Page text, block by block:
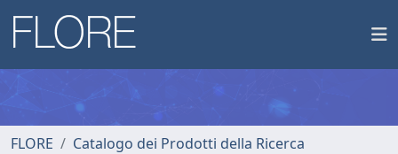
FLORE
Catalogo dei Prodotti della Ricerca